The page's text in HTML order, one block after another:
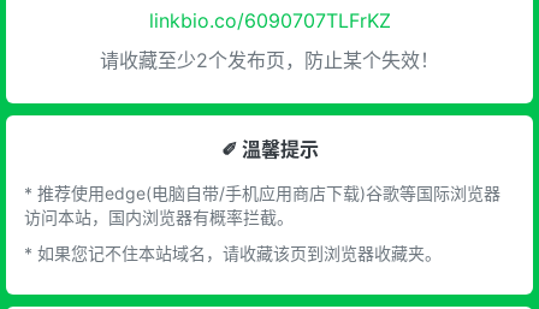
linkbio.co/6090707TLFrKZ
请收藏至少2个发布页，防止某个失效！
✐ 溫馨提示
* 推荐使用edge(电脑自带/手机应用商店下载)谷歌等国际浏览器
访问本站，国内浏览器有概率拦截。
* 如果您记不住本站域名，请收藏该页到浏览器收藏夹。